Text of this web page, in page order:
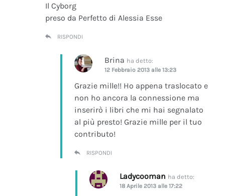
Il Cyborg
preso da Perfetto di Alessia Esse
RISPONDI
Brina ha detto:
12 Febbraio 2013 alle 13:23
Grazie mille!! Ho appena traslocato e
non ho ancora la connessione ma
inserirò i libri che mi hai segnalato
al più presto! Grazie mille per il tuo
contributo!
RISPONDI
Ladycooman ha detto:
18 Aprile 2013 alle 17:22